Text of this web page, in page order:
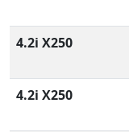
4.2i X250
4.2i X250